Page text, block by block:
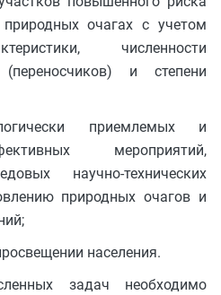
очагах с учетом
численности
и степени
приемлемых и
мероприятий,
научно-технических
природных очагов и
населения.
задач необходимо